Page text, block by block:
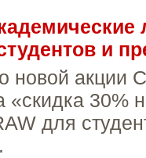
и
акции
«скидка 30%
для